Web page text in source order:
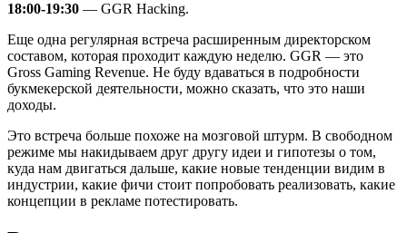
18:00-19:30 — GGR Hacking.
Еще одна регулярная встреча расширенным директорском
составом, которая проходит каждую неделю. GGR — это
Gross Gaming Revenue. Не буду вдаваться в подробности
букмекерской деятельности, можно сказать, что это наши
доходы.
Это встреча больше похоже на мозговой штурм. В свободном
режиме мы накидываем друг другу идеи и гипотезы о том,
куда нам двигаться дальше, какие новые тенденции видим в
индустрии, какие фичи стоит попробовать реализовать, какие
концепции в рекламе потестировать.